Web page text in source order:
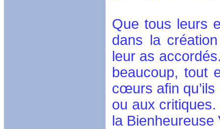
Que tous leurs
dans la
leur as
beaucoup, tout
cœurs afin qu’ils
ou aux critiques.
la Bienheureuse